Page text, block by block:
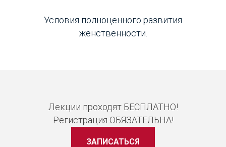
Условия полноценного развития
женственности.
Лекции проходят БЕСПЛАТНО!
Регистрация ОБЯЗАТЕЛЬНА!
ЗАПИСАТЬСЯ